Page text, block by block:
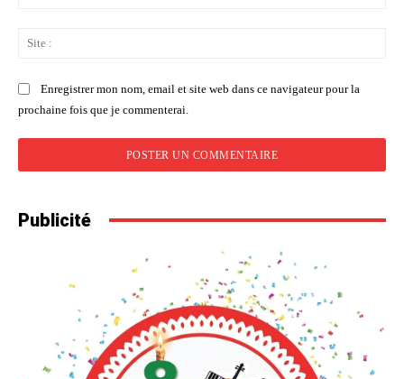
Enregistrer mon nom, email et site web dans ce navigateur pour la
prochaine fois que je commenterai.
Publicité